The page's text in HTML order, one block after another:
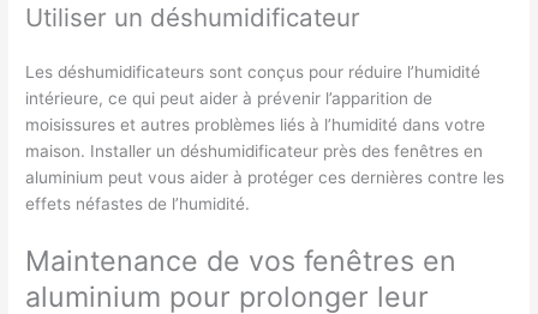
Utiliser un déshumidificateur
Les déshumidificateurs sont conçus pour réduire l’humidité
intérieure, ce qui peut aider à prévenir l’apparition de
moisissures et autres problèmes liés à l’humidité dans votre
maison. Installer un déshumidificateur près des fenêtres en
aluminium peut vous aider à protéger ces dernières contre les
effets néfastes de l’humidité.
Maintenance de vos fenêtres en
aluminium pour prolonger leur